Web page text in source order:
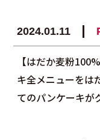
2024.01.11
【はだか麦粉
キ全メニューをは
てのパンケーキが